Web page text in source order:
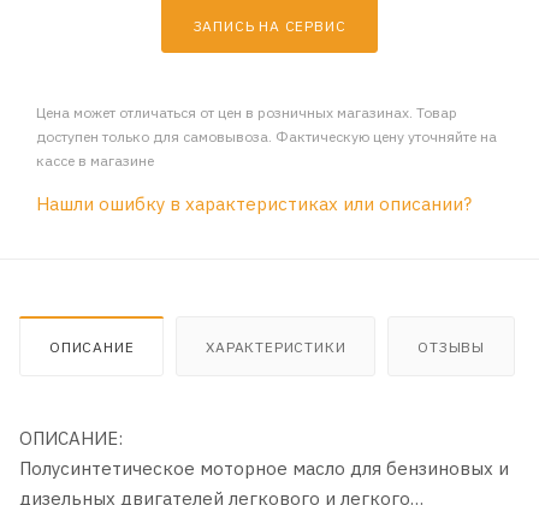
ЗАПИСЬ НА СЕРВИС
Цена может отличаться от цен в розничных магазинах. Товар
доступен только для самовывоза. Фактическую цену уточняйте на
кассе в магазине
Нашли ошибку в характеристиках или описании?
ОПИСАНИЕ ХАРАКТЕРИСТИКИ ОТЗЫВЫ
ОПИСАНИЕ:
Полусинтетическое моторное масло для бензиновых и
дизельных двигателей легкового и легкого